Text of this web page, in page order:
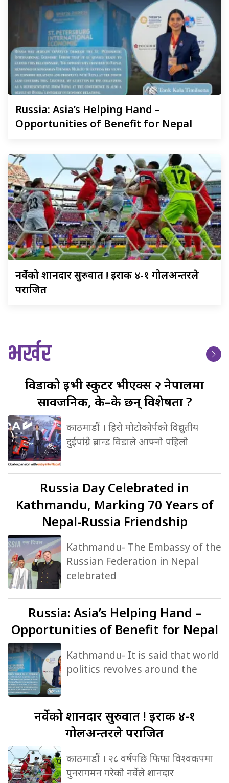
Russia: Asia’s Helping Hand –
Opportunities of Benefit for Nepal
नर्वेकोशानदार सुरुवात ! इराक ४-१ गोलअन्तरले
पराजित
भर्खर
विडाकोईभी स्कुटर भीएक्स २ नेपालमा
सार्वजनिक, के–के छन् विशेषता ?
काठमाडौं । हिरो मोटोकोर्पको विद्युतीय
दुईपांग्रे ब्रान्ड विडाले आफ्नो पहिलो
Russia Day Celebrated in
Kathmandu, Marking 70 Years of
Nepal-Russia Friendship
Kathmandu- The Embassy of the
Russian Federation in Nepal
celebrated
Russia: Asia’s Helping Hand –
Opportunities of Benefit for Nepal
Kathmandu- It is said that world
politics revolves around the
नर्वेकोशानदार सुरुवात ! इराक ४-१
गोलअन्तरले पराजित
काठमाडौं । २८ वर्षपछि फिफा विश्वकपमा
पुनरागमन गरेको नर्वेले शानदार